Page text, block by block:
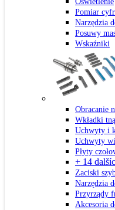
Pomiar
Narzędzia
Posuwy
Wskaźniki
Obracanie
Wkładki
Uchwyty i
Uchwyty
Płyty
+ 14
Zaciski
Narzędzia
Przyrządy
Akcesoria